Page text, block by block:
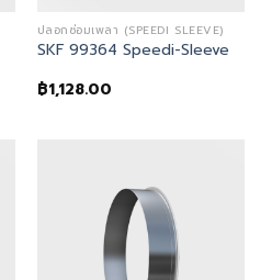
ปลอกซ่อมเพลา (SPEEDI SLEEVE)
SKF 99364 Speedi-Sleeve
฿1,128.00